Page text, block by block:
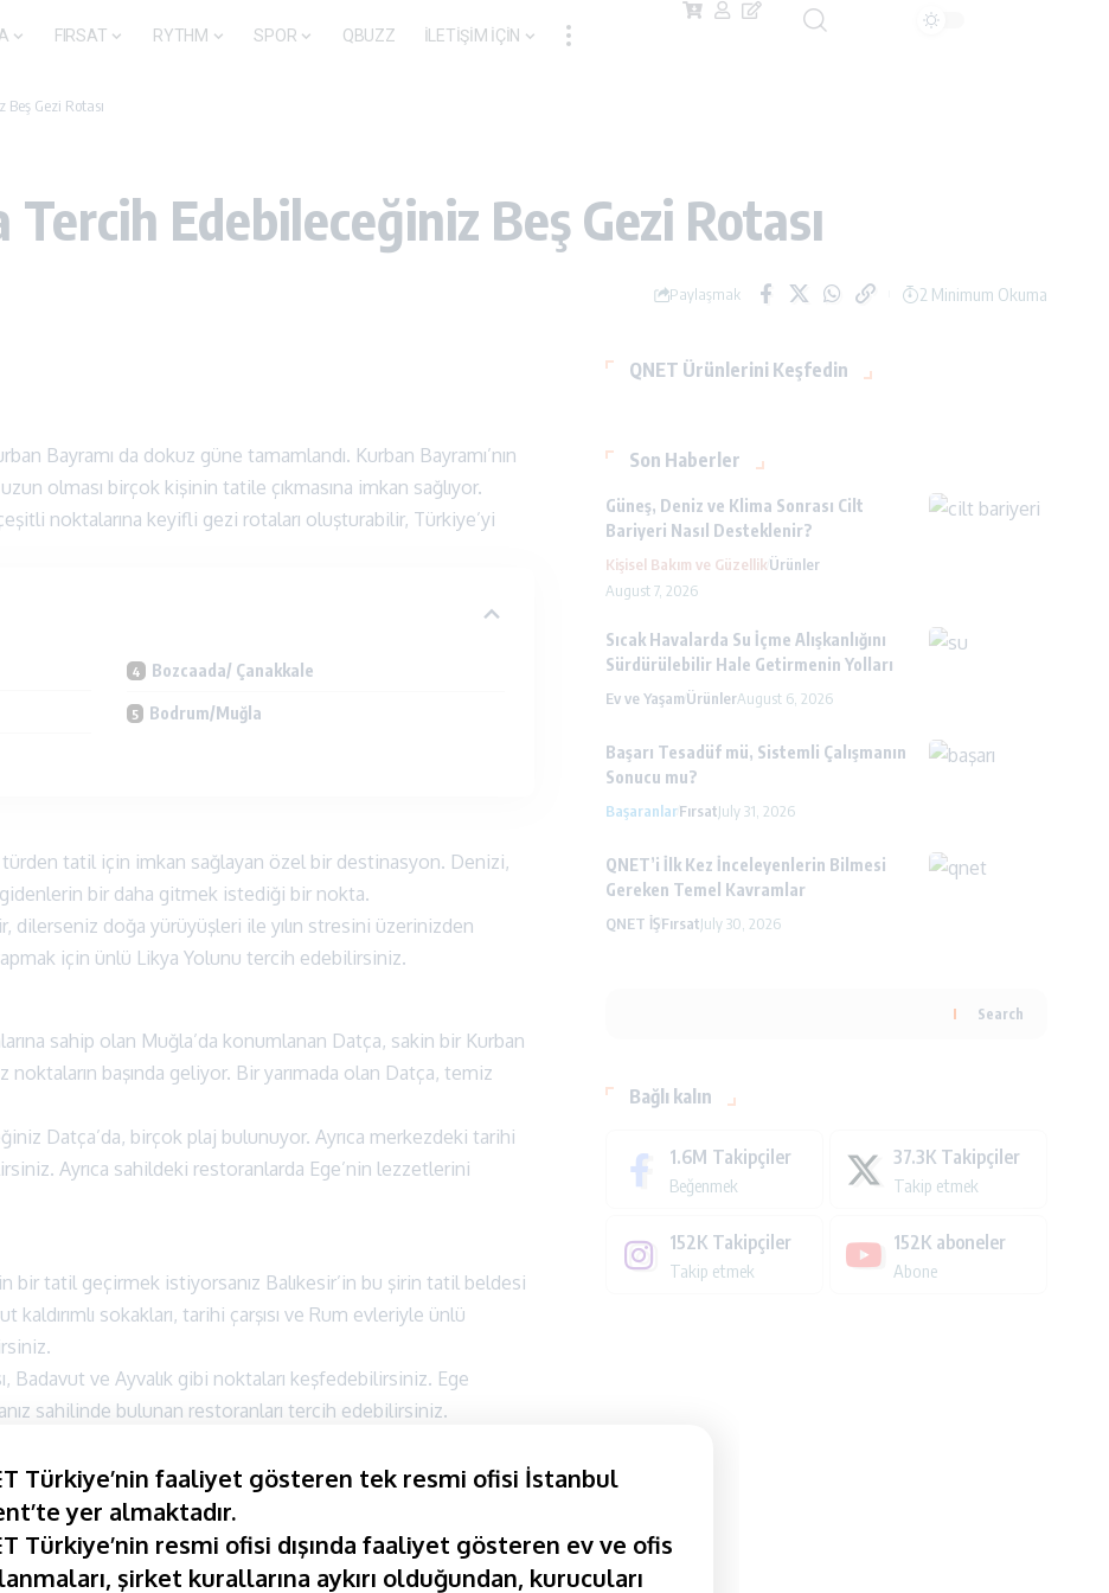
FIRSAT RYTHM SPOR QBUZZ İLETİŞİM İÇİN
Gezi Rotası
Edebileceğiniz Beş Gezi Rotası
Paylaşmak 2 Minimum Okuma
Bayramı da dokuz güne tamamlandı. Kurban Bayramı’nın
olması birçok kişinin tatile çıkmasına imkan sağlıyor.
noktalarına keyifli gezi rotaları oluşturabilir, Türkiye’yi
Bozcaada/ Çanakkale
Bodrum/Muğla
türden tatil için imkan sağlayan özel bir destinasyon. Denizi,
bir daha gitmek istediği bir nokta.
dilerseniz doğa yürüyüşleri ile yılın stresini üzerinizden
için ünlü Likya Yolunu tercih edebilirsiniz.
sahip olan Muğla’da konumlanan Datça, sakin bir Kurban
başında geliyor. Bir yarımada olan Datça, temiz
Datça’da, birçok plaj bulunuyor. Ayrıca merkezdeki tarihi
Ayrıca sahildeki restoranlarda Ege’nin lezzetlerini
bir tatil geçirmek istiyorsanız Balıkesir’in bu şirin tatil beldesi
sokakları, tarihi çarşısı ve Rum evleriyle ünlü
Badavut ve Ayvalık gibi noktaları keşfedebilirsiniz. Ege
sahilinde bulunan restoranları tercih edebilirsiniz.
Çanakkale’nin en sevilen turistik noktalarının başında
bakir plajları ve tarihi Rum evleri ile biliniyor.
bu destinasyon Kurban Bayramı’nda dinlendirici bir
QNET Ürünlerini Keşfedin
Son Haberler
Güneş, Deniz ve Klima Sonrası Cilt
Bariyeri Nasıl Desteklenir?
Kişisel Bakım ve GüzellikÜrünler
August 7, 2026
Sıcak Havalarda Su İçme Alışkanlığını
Sürdürülebilir Hale Getirmenin Yolları
Ev ve YaşamÜrünlerAugust 6, 2026
Başarı Tesadüf mü, Sistemli Çalışmanın
Sonucu mu?
BaşaranlarFırsatJuly 31, 2026
QNET’i İlk Kez İnceleyenlerin Bilmesi
Gereken Temel Kavramlar
QNET İŞFırsatJuly 30, 2026
Search
Bağlı kalın
1.6M Takipçiler
Beğenmek
37.3K Takipçiler
Takip etmek
152K Takipçiler
Takip etmek
152K aboneler
Abone
Türkiye’nin faaliyet gösteren tek resmi ofisi İstanbul
yer almaktadır.
Türkiye’nin resmi ofisi dışında faaliyet gösteren ev ve ofis
şirket kurallarına aykırı olduğundan, kurucuları